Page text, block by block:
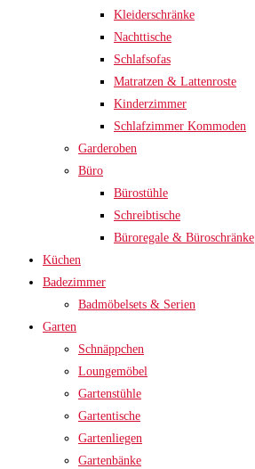
Kleiderschränke
Nachttische
Schlafsofas
Matratzen & Lattenroste
Kinderzimmer
Schlafzimmer Kommoden
Garderoben
Büro
Bürostühle
Schreibtische
Büroregale & Büroschränke
Küchen
Badezimmer
Badmöbelsets & Serien
Garten
Schnäppchen
Loungemöbel
Gartenstühle
Gartentische
Gartenliegen
Gartenbänke